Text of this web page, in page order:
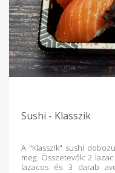
Sushi - Klasszik
A "Klasszik" sushi
meg. Összetevők: 2
lazacos és 3 darab